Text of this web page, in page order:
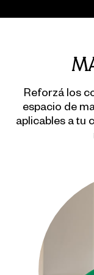
Reforzá los
espacio de
aplicables a tu